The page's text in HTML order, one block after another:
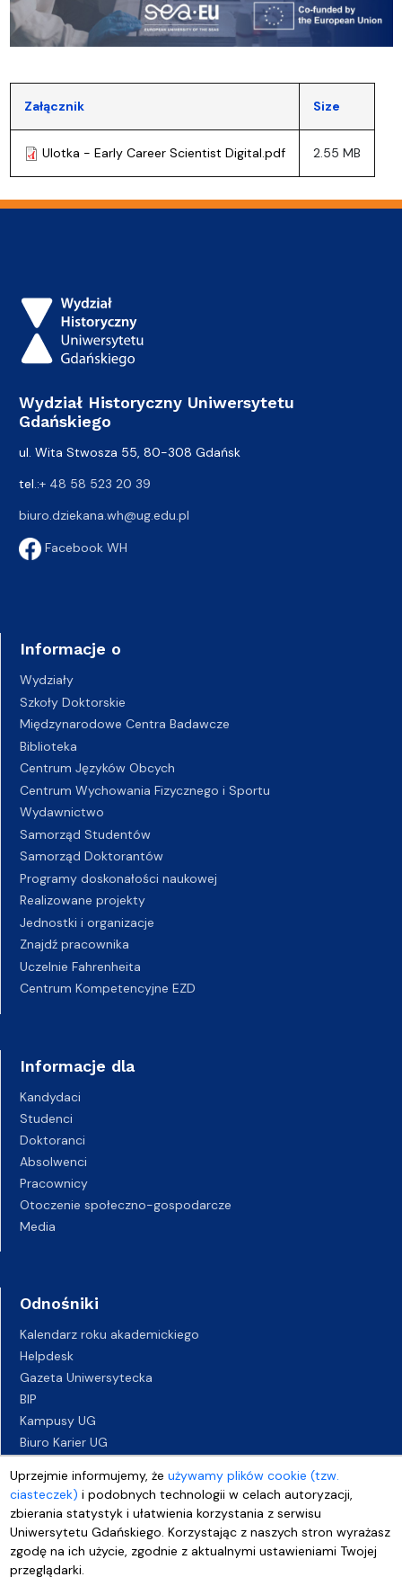
Uprzejmie informujemy, żeużywamy plików cookie (tzw.
ciasteczek) i podobnych technologii w celach autoryzacji,
zbierania statystyk i ułatwienia korzystania z serwisu
Uniwersytetu Gdańskiego. Korzystając z naszych stron wyrażasz
zgodę na ich użycie, zgodnie z aktualnymi ustawieniami Twojej
przeglądarki.
Załącznik Size
Ulotka - Early Career Scientist Digital.pdf 2.55 MB
Wydział Historyczny Uniwersytetu
Gdańskiego
ul. Wita Stwosza 55, 80-308 Gdańsk
tel.:+ 48 58 523 20 39
biuro.dziekana.wh@ug.edu.pl
Facebook WH
Informacje o
Wydziały
Szkoły Doktorskie
Międzynarodowe Centra Badawcze
Biblioteka
Centrum Języków Obcych
Centrum Wychowania Fizycznego i Sportu
Wydawnictwo
Samorząd Studentów
Samorząd Doktorantów
Programy doskonałości naukowej
Realizowane projekty
Jednostki i organizacje
Znajdź pracownika
Uczelnie Fahrenheita
Centrum Kompetencyjne EZD
Informacje dla
Kandydaci
Studenci
Doktoranci
Absolwenci
Pracownicy
Otoczenie społeczno-gospodarcze
Media
Odnośniki
Kalendarz roku akademickiego
Helpdesk
Gazeta Uniwersytecka
BIP
Kampusy UG
Biuro Karier UG
Deklaracja dostępności